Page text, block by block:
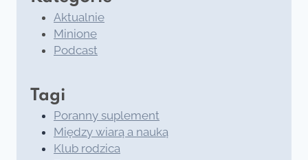
Aktualnie
Minione
Podcast
Tagi
Poranny suplement
Między wiarą a nauką
Klub rodzica